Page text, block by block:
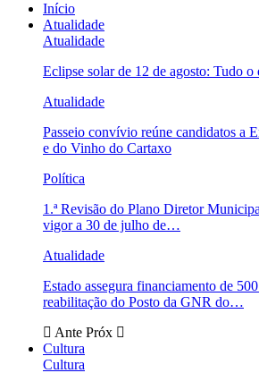
Início
Atualidade
Atualidade
Eclipse solar de 12 de agosto: Tudo o
Atualidade
Passeio convívio reúne candidatos a
e do Vinho do Cartaxo
Política
1.ª Revisão do Plano Diretor
vigor a 30 de julho de…
Atualidade
Estado assegura financiamento de
reabilitação do Posto da GNR do…
Ante Próx
Cultura
Cultura